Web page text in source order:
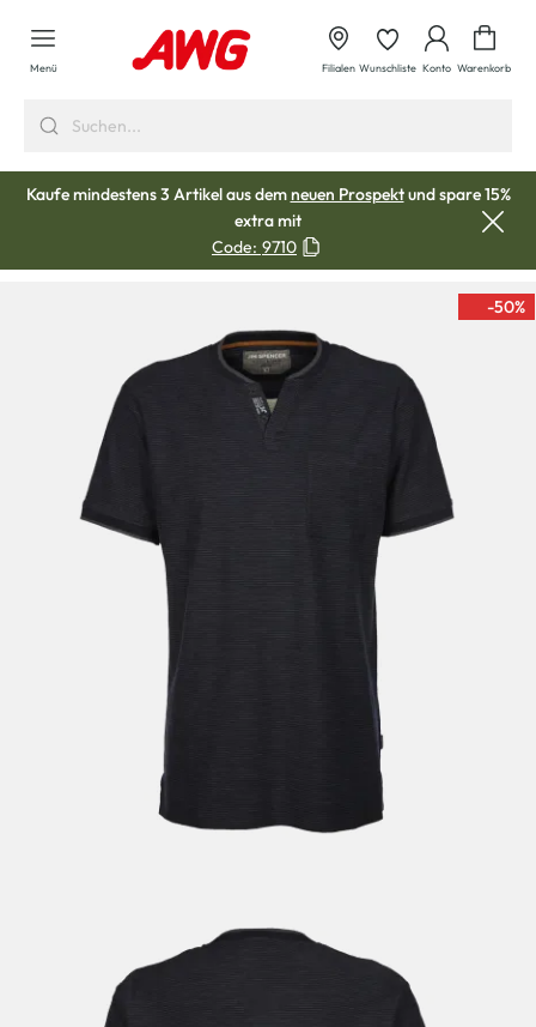
springen
Menü Filialen Wunschliste Konto Warenkorb
Kaufe mindestens 3 Artikel aus demneuen Prospektund spare 15%
extra mit
Code: 9710
-50%